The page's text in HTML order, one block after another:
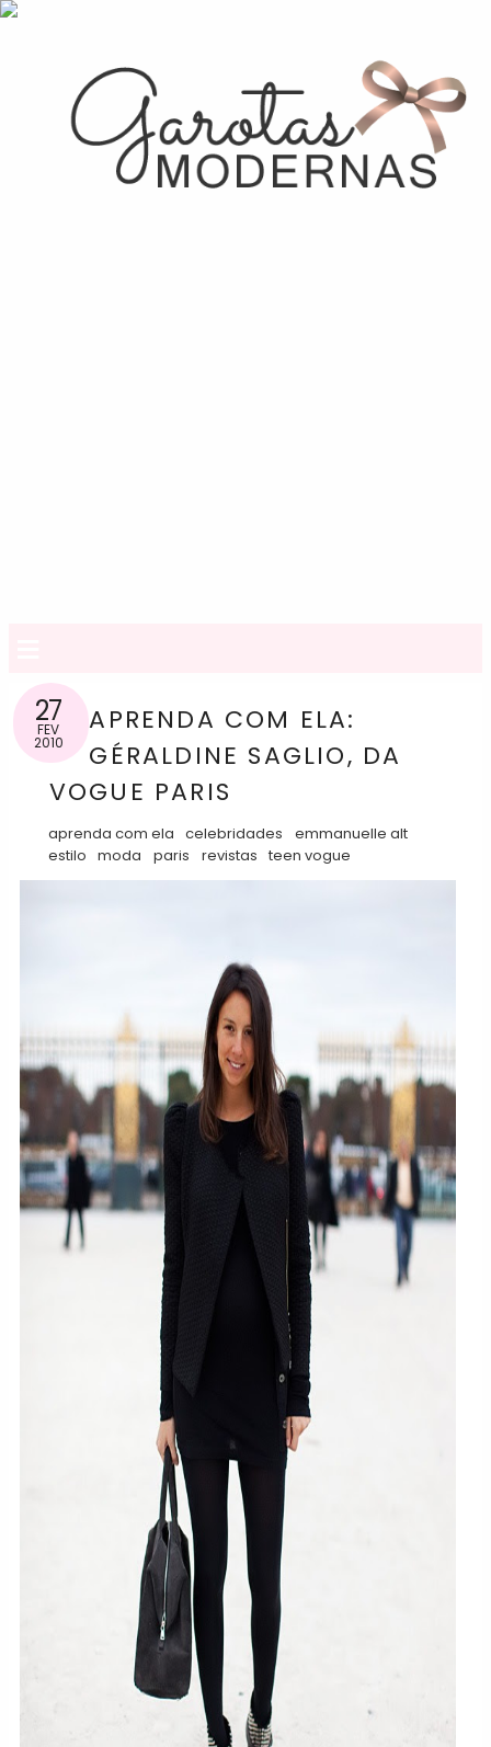
27
FEV
2010
APRENDA COM ELA:
GÉRALDINE SAGLIO, DA
VOGUE PARIS
aprenda com ela celebridades
emmanuelle alt
estilo moda paris revistas teen vogue